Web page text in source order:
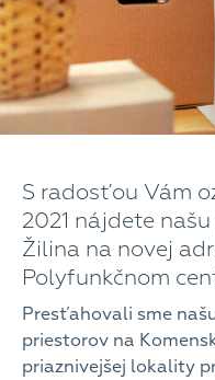
S radosťou Vám
2021 nájdete
Žilina na novej
Polyfunkčnom
Presťahovali sme
priestorov na
priaznivejšej lokality